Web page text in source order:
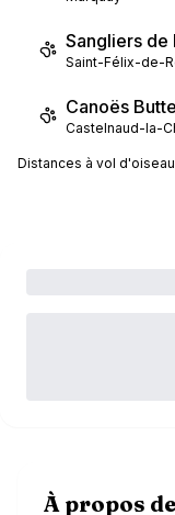
Sangliers de
Saint-Félix-de-
Canoës
Castelnaud-la-
Distances à vol
À propos